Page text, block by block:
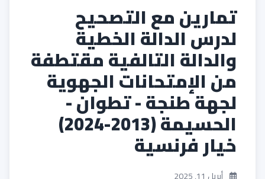
تمارين مع التصحيح
لدرس الدالة الخطية
والدالة التالفية مقتطفة
من الإمتحانات الجهوية
لجهة طنجة - تطوان -
الحسيمة (2013-2024)
خيار فرنسية